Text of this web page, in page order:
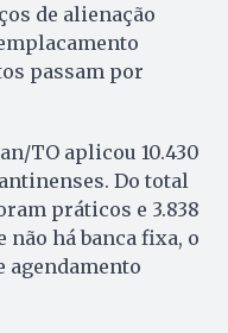
de alienação
passam por
TO aplicou 10.430
Do total
práticos e 3.838
há banca fixa, o
agendamento